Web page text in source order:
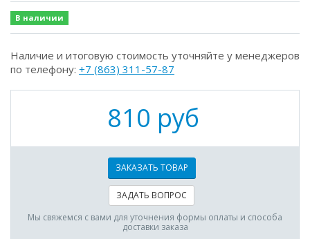
В наличии
Наличие и итоговую стоимость уточняйте у менеджеров
по телефону: +7 (863) 311-57-87
810 руб
ЗАКАЗАТЬ ТОВАР
ЗАДАТЬ ВОПРОС
Мы свяжемся с вами для уточнения формы оплаты и способа
доставки заказа